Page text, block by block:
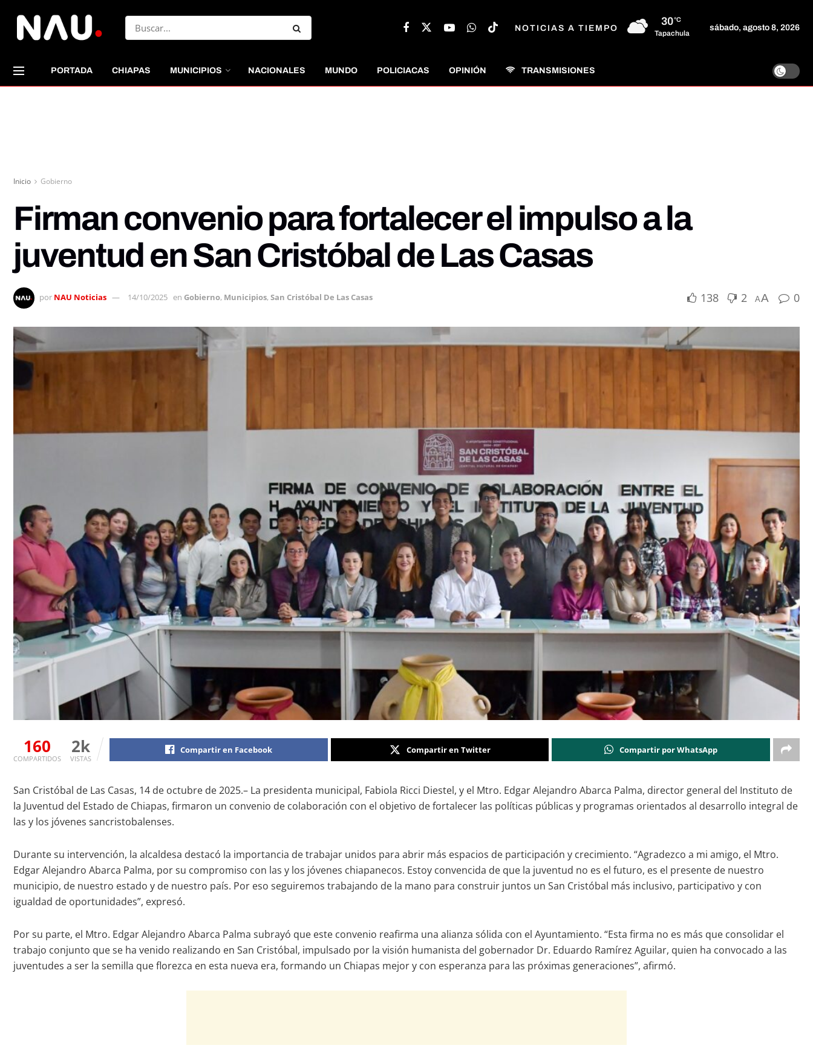
NOTICIAS A TIEMPO
30°C
Tapachula
sábado, agosto 8, 2026
PORTADA CHIAPAS MUNICIPIOS NACIONALES MUNDO POLICIACAS OPINIÓN TRANSMISIONES
Inicio Gobierno
Firman convenio para fortalecer el impulso a la
juventud en San Cristóbal de Las Casas
por NAU Noticias 14/10/2025 en Gobierno, Municipios,San Cristóbal De Las Casas 138 2 AA 0
160
COMPARTIDOS
2k
VISTAS
Compartir en Facebook Compartir en Twitter Compartir por WhatsApp
San Cristóbal de Las Casas, 14 de octubre de 2025.– La presidenta municipal, Fabiola Ricci Diestel, y el Mtro. Edgar Alejandro Abarca Palma, director general del Instituto de
la Juventud del Estado de Chiapas, firmaron un convenio de colaboración con el objetivo de fortalecer las políticas públicas y programas orientados al desarrollo integral de
las y los jóvenes sancristobalenses.
Durante su intervención, la alcaldesa destacó la importancia de trabajar unidos para abrir más espacios de participación y crecimiento. “Agradezco a mi amigo, el Mtro.
Edgar Alejandro Abarca Palma, por su compromiso con las y los jóvenes chiapanecos. Estoy convencida de que la juventud no es el futuro, es el presente de nuestro
municipio, de nuestro estado y de nuestro país. Por eso seguiremos trabajando de la mano para construir juntos un San Cristóbal más inclusivo, participativo y con
igualdad de oportunidades”, expresó.
Por su parte, el Mtro. Edgar Alejandro Abarca Palma subrayó que este convenio reafirma una alianza sólida con el Ayuntamiento. “Esta firma no es más que consolidar el
trabajo conjunto que se ha venido realizando en San Cristóbal, impulsado por la visión humanista del gobernador Dr. Eduardo Ramírez Aguilar, quien ha convocado a las
juventudes a ser la semilla que florezca en esta nueva era, formando un Chiapas mejor y con esperanza para las próximas generaciones”, afirmó.